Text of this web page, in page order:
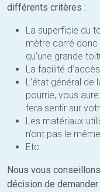
différents critères :
La superficie du
mètre carré
qu’une grande
La facilité d’accès
L’état général
pourrie, vous
fera sentir sur
Les matériaux
n’ont pas le
Etc.
Nous vous
décision de